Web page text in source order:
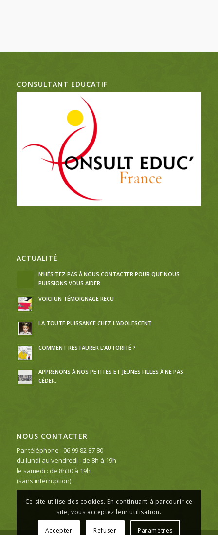
CONSULTANT EDUCATIF
ACTUALITÉ
N’HÉSITEZ PAS À NOUS CONTACTER POUR QUE NOUS
PUISSIONS VOUS AIDER
VOICI UN TÉMOIGNAGE REÇU
LA TOUTE PUISSANCE CHEZ L’ADOLESCENT
COMMENT RESTAURER L’AUTORITÉ ?
APPRENONS À NOS PETITES ET JEUNES FILLES À NE PAS
CÉDER.
NOUS CONTACTER
Par téléphone : 06 99 82 87 80
du lundi au vendredi : de 8h à 19h
le samedi : de 8h30 à 19h
(sans interruption)
Ce site utilise des cookies. En continuant à parcourir ce
site, vous acceptez leur utilisation.
Accepter Refuser Paramètres